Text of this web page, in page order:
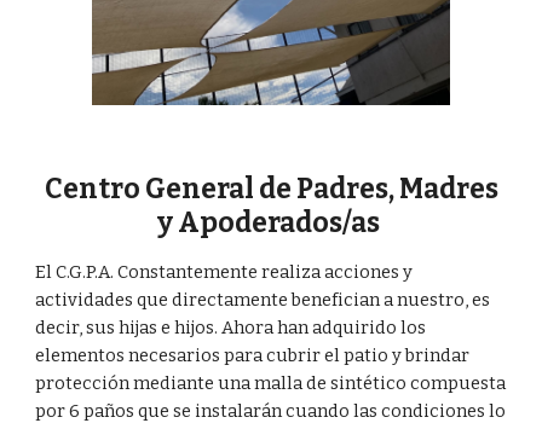
Centro General de Padres, Madres
y Apoderados/as
El C.G.P.A. Constantemente realiza acciones y
actividades que directamente benefician a nuestro, es
decir, sus hijas e hijos. Ahora han adquirido los
elementos necesarios para cubrir el patio y brindar
protección mediante una malla de sintético compuesta
por 6 paños que se instalarán cuando las condiciones lo